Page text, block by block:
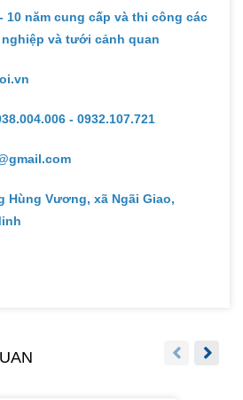
- 10 năm cung cấp và thi công các
và tưới cảnh quan
- 0932.107.721
Hùng Vương, xã Ngãi Giao,